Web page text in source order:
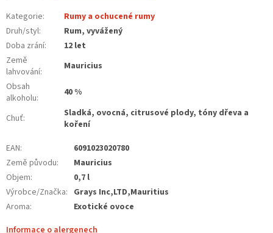
Kategorie:
Rumy a ochucené rumy
Druh/styl:
Rum, vyvážený
Doba zrání:
12 let
Země
lahvování:
Mauricius
Obsah
alkoholu: 40 %
Chuť:
Sladká, ovocná, citrusové plody, tóny dřeva a
koření
EAN:
6091023020780
Země původu:
Mauricius
Objem:
0,7 l
Výrobce/Značka: Grays Inc,LTD,Mauritius
Aroma:
Exotické ovoce
Informace o alergenech